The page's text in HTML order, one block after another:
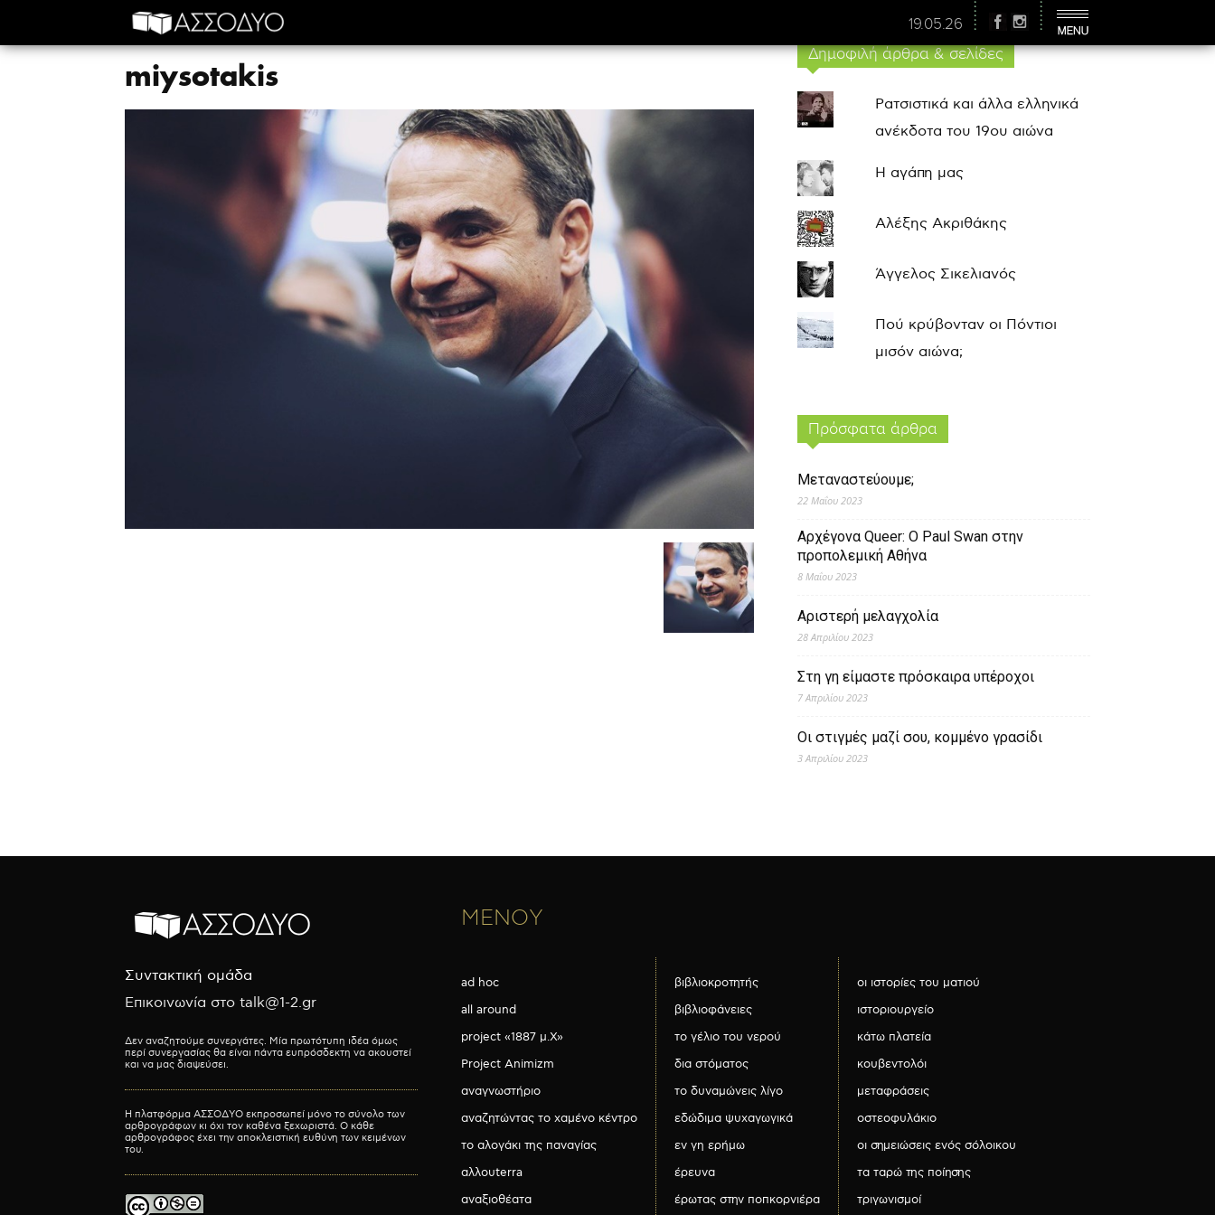
19.05.26
miysotakis
Δημοφιλή άρθρα & σελίδες
Ρατσιστικά και άλλα ελληνικά
ανέκδοτα του 19ου αιώνα
Η αγάπη μας
Αλέξης Ακριθάκης
Άγγελος Σικελιανός
Πού κρύβονταν οι Πόντιοι
μισόν αιώνα;
Πρόσφατα άρθρα
Μεταναστεύουμε;
22 Μαΐου 2023
Αρχέγονα Queer: O Paul Swan στην
προπολεμική Αθήνα
8 Μαΐου 2023
Αριστερή μελαγχολία
28 Απριλίου 2023
Στη γη είμαστε πρόσκαιρα υπέροχοι
7 Απριλίου 2023
Οι στιγμές μαζί σου, κομμένο γρασίδι
3 Απριλίου 2023
Συντακτική ομάδα
Επικοινωνία στο talk@1-2.gr
Δεν αναζητούμε συνεργάτες. Μία πρωτότυπη ιδέα όμως
περί συνεργασίας θα είναι πάντα ευπρόσδεκτη να ακουστεί
και να μας διαψεύσει.
Η πλατφόρμα ΑΣΣΟΔΥΟ εκπροσωπεί μόνο το σύνολο των
αρθρογράφων κι όχι τον καθένα ξεχωριστά. Ο κάθε
αρθρογράφος έχει την αποκλειστική ευθύνη των κειμένων
του.
ΜΕΝΟΥ
ad hoc
all around
project «1887 μ.Χ»
Project Animizm
αναγνωστήριο
αναζητώντας το χαμένο κέντρο
το αλογάκι της παναγίας
αλλουterra
αναξιοθέατα
βιβλιοκροτητής
βιβλιοφάνειες
το γέλιο του νερού
δια στόματος
το δυναμώνεις λίγο
εδώδιμα ψυχαγωγικά
εν γη ερήμω
έρευνα
έρωτας στην ποπκορνιέρα
οι ιστορίες του ματιού
ιστοριουργείο
κάτω πλατεία
κουβεντολόι
μεταφράσεις
οστεοφυλάκιο
οι σημειώσεις ενός σόλοικου
τα ταρώ της ποίησης
τριγωνισμοί